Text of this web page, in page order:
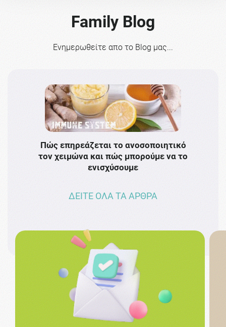
Family Blog
Ενημερωθείτε απο το Blog μας...
Πώς επηρεάζεται το ανοσοποιητικό
τον χειμώνα και πώς μπορούμε να το
ενισχύσουμε
ΔΕΙΤΕ ΟΛΑ ΤΑ ΑΡΘΡΑ